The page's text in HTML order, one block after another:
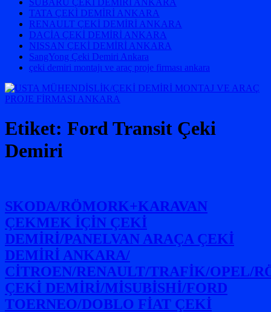
SUBARU ÇEKİ DEMİRİ ANKARA
TATA ÇEKİ DEMİRİ ANKARA
RENAULT ÇEKİ DEMİRİ ANKARA
DACİA ÇEKİ DEMİRİ ANKARA
NISSAN ÇEKİ DEMİRİ ANKARA
SangYong Çeki Demiri Ankara
çeki demiri montajı ve araç proje firması ankara
Etiket: Ford Transit Çeki
Demiri
SKODA/RÖMORK+KARAVAN
ÇEKMEK İÇİN ÇEKİ
DEMİRİ/PANELVAN ARAÇA ÇEKİ
DEMİRİ ANKARA/
CİTROEN/RENAULT/TRAFİK/OPEL/
ÇEKİ DEMİRİ/MİSUBİSHİ/FORD
TOERNEO/DOBLO FİAT ÇEKİ